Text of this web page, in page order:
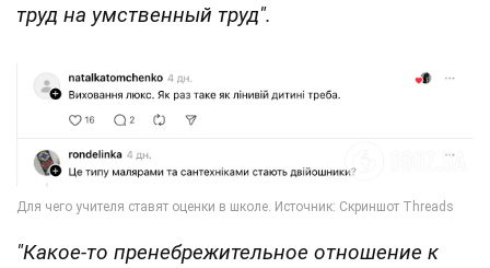
труд на умственный труд".
"Какое-то пренебрежительное отношение к